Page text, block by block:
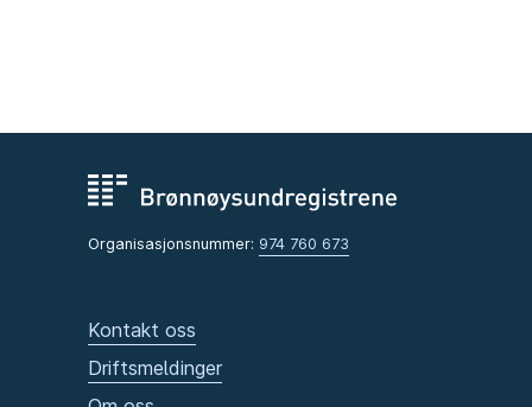
Organisasjonsnummer: 974 760 673
Kontakt oss
Driftsmeldinger